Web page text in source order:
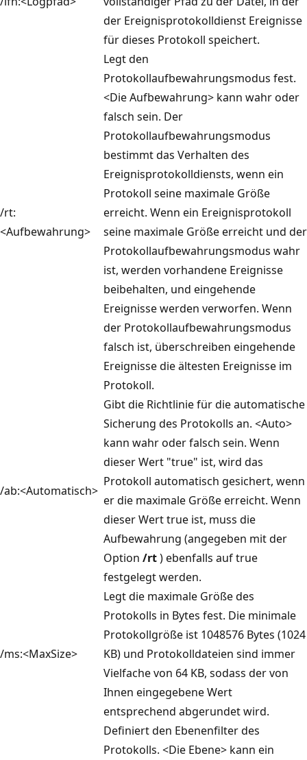
der Ereignisprotokolldienst Ereignisse
für dieses Protokoll speichert.
/rt:
<Aufbewahrung>
Legt den
Protokollaufbewahrungsmodus fest.
<Die Aufbewahrung> kann wahr oder
falsch sein. Der
Protokollaufbewahrungsmodus
bestimmt das Verhalten des
Ereignisprotokolldiensts, wenn ein
Protokoll seine maximale Größe
erreicht. Wenn ein Ereignisprotokoll
seine maximale Größe erreicht und der
Protokollaufbewahrungsmodus wahr
ist, werden vorhandene Ereignisse
beibehalten, und eingehende
Ereignisse werden verworfen. Wenn
der Protokollaufbewahrungsmodus
falsch ist, überschreiben eingehende
Ereignisse die ältesten Ereignisse im
Protokoll.
/ab:<Automatisch>
Gibt die Richtlinie für die automatische
Sicherung des Protokolls an. <Auto>
kann wahr oder falsch sein. Wenn
dieser Wert "true" ist, wird das
Protokoll automatisch gesichert, wenn
er die maximale Größe erreicht. Wenn
dieser Wert true ist, muss die
Aufbewahrung (angegeben mit der
Option /rt) ebenfalls auf true
festgelegt werden.
/ms:<MaxSize>
Legt die maximale Größe des
Protokolls in Bytes fest. Die minimale
Protokollgröße ist 1048576 Bytes (1024
KB) und Protokolldateien sind immer
Vielfache von 64 KB, sodass der von
Ihnen eingegebene Wert
entsprechend abgerundet wird.
Definiert den Ebenenfilter des
Protokolls. <Die Ebene> kann ein